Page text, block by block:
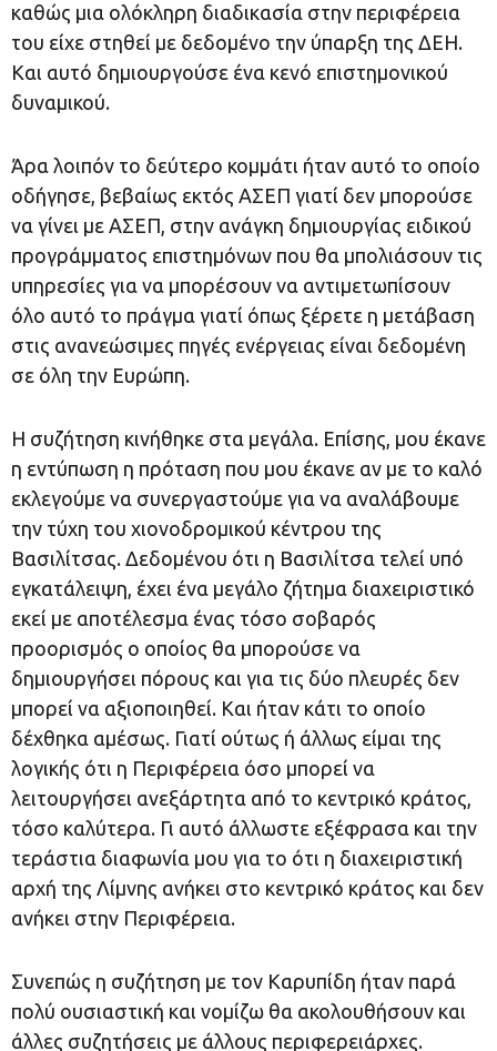
καθώς μια ολόκληρη διαδικασία στην περιφέρεια
του είχε στηθεί με δεδομένο την ύπαρξη της ΔΕΗ.
Και αυτό δημιουργούσε ένα κενό επιστημονικού
δυναμικού.
Άρα λοιπόν το δεύτερο κομμάτι ήταν αυτό το οποίο
οδήγησε, βεβαίως εκτός ΑΣΕΠ γιατί δεν μπορούσε
να γίνει με ΑΣΕΠ, στην ανάγκη δημιουργίας ειδικού
προγράμματος επιστημόνων που θα μπολιάσουν τις
υπηρεσίες για να μπορέσουν να αντιμετωπίσουν
όλο αυτό το πράγμα γιατί όπως ξέρετε η μετάβαση
στις ανανεώσιμες πηγές ενέργειας είναι δεδομένη
σε όλη την Ευρώπη.
Η συζήτηση κινήθηκε στα μεγάλα. Επίσης, μου έκανε
η εντύπωση η πρόταση που μου έκανε αν με το καλό
εκλεγούμε να συνεργαστούμε για να αναλάβουμε
την τύχη του χιονοδρομικού κέντρου της
Βασιλίτσας. Δεδομένου ότι η Βασιλίτσα τελεί υπό
εγκατάλειψη, έχει ένα μεγάλο ζήτημα διαχειριστικό
εκεί με αποτέλεσμα ένας τόσο σοβαρός
προορισμός ο οποίος θα μπορούσε να
δημιουργήσει πόρους και για τις δύο πλευρές δεν
μπορεί να αξιοποιηθεί. Και ήταν κάτι το οποίο
δέχθηκα αμέσως. Γιατί ούτως ή άλλως είμαι της
λογικής ότι η Περιφέρεια όσο μπορεί να
λειτουργήσει ανεξάρτητα από το κεντρικό κράτος,
τόσο καλύτερα. Γι αυτό άλλωστε εξέφρασα και την
τεράστια διαφωνία μου για το ότι η διαχειριστική
αρχή της Λίμνης ανήκει στο κεντρικό κράτος και δεν
ανήκει στην Περιφέρεια.
Συνεπώς η συζήτηση με τον Καρυπίδη ήταν παρά
πολύ ουσιαστική και νομίζω θα ακολουθήσουν και
άλλες συζητήσεις με άλλους περιφερειάρχες.